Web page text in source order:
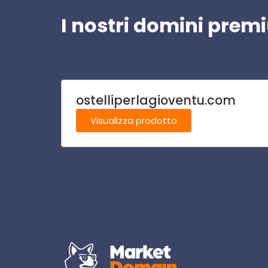
I nostri domini
ostelliperlagioventu.com
Visualizza prodotto